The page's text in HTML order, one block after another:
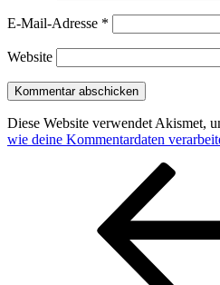
E-Mail-Adresse *
Website
Diese Website verwendet Akismet,
wie deine Kommentardaten
Beitragsnavigation